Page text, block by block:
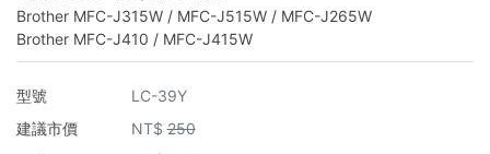
Brother MFC-J315W / MFC-J515W / MFC-J265W
Brother MFC-J410 / MFC-J415W
型號
LC-39Y
建議市價
NT$ 250